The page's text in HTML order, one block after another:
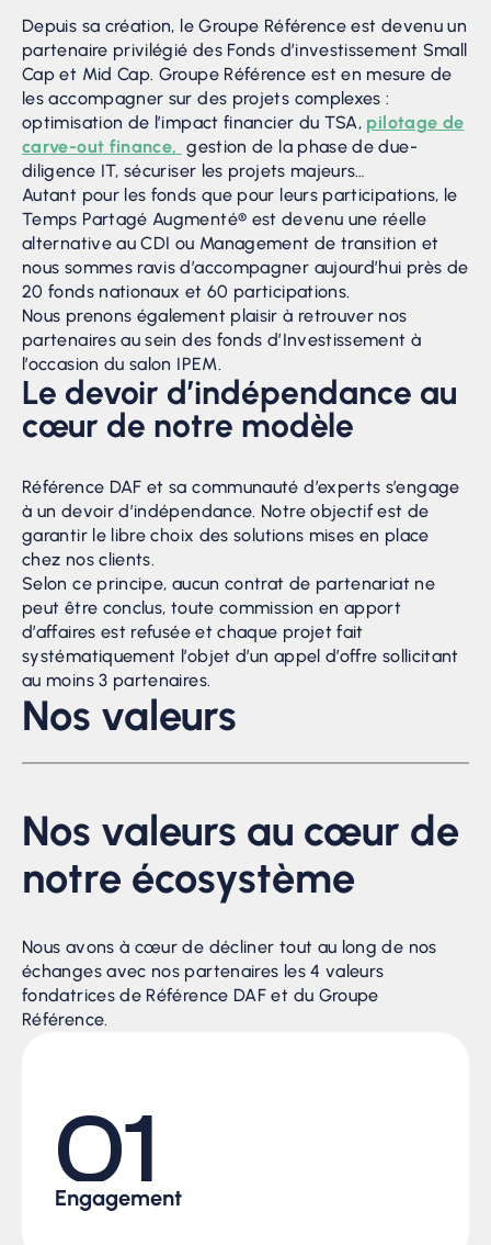
Depuis sa création, le Groupe Référence est devenu un
partenaire privilégié des Fonds d’investissement Small
Cap et Mid Cap. Groupe Référence est en mesure de
les accompagner sur des projets complexes :
optimisation de l’impact financier du TSA, pilotage de
carve-out finance, gestion de la phase de due-
diligence IT, sécuriser les projets majeurs…
Autant pour les fonds que pour leurs participations, le
Temps Partagé Augmenté® est devenu une réelle
alternative au CDI ou Management de transition et
nous sommes ravis d’accompagner aujourd’hui près de
20 fonds nationaux et 60 participations.
Nous prenons également plaisir à retrouver nos
partenaires au sein des fonds d’Investissement à
l’occasion du salon IPEM.
Le devoir d’indépendance au
cœur de notre modèle
Référence DAF et sa communauté d’experts s’engage
à un devoir d’indépendance. Notre objectif est de
garantir le libre choix des solutions mises en place
chez nos clients.
Selon ce principe, aucun contrat de partenariat ne
peut être conclus, toute commission en apport
d’affaires est refusée et chaque projet fait
systématiquement l’objet d’un appel d’offre sollicitant
au moins 3 partenaires.
Nos valeurs
Nos valeurs au cœur de
notre écosystème
Nous avons à cœur de décliner tout au long de nos
échanges avec nos partenaires les 4 valeurs
fondatrices de Référence DAF et du Groupe
Référence.
01
Engagement